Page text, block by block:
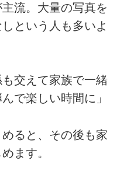
流。大量の写真を
という人も多いよ
も交えて家族で一緒
で楽しい時間に」
ると、その後も家
ます。